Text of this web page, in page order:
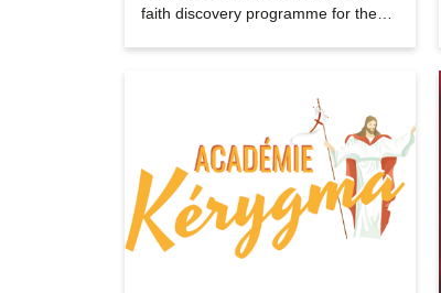
faith discovery programme for the